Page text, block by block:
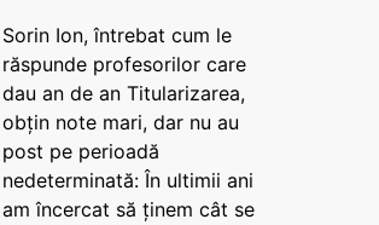
Sorin Ion, întrebat cum le
răspunde profesorilor care
dau an de an Titularizarea,
obțin note mari, dar nu au
post pe perioadă
nedeterminată: În ultimii ani
am încercat să ținem cât se